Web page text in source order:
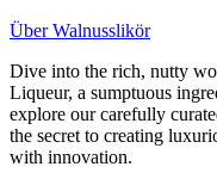
Über Walnusslikör
Dive into the rich, nutty
Liqueur, a sumptuous
explore our carefully
the secret to creating
with innovation.